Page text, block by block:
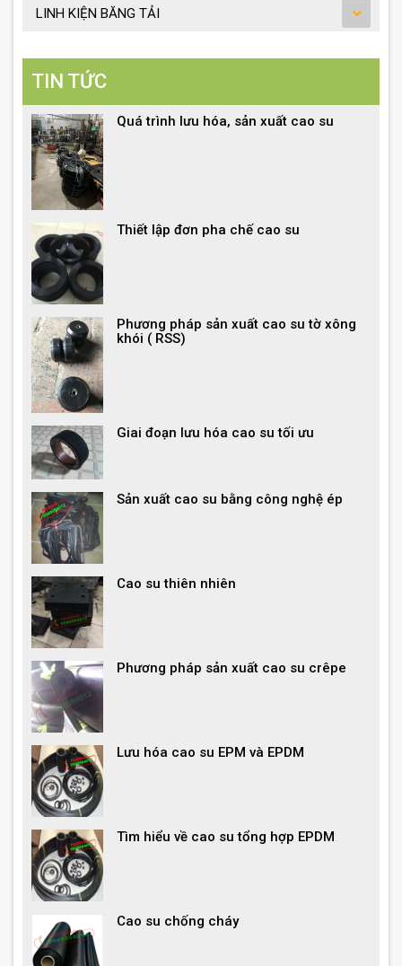
LINH KIỆN BĂNG TẢI
TIN TỨC
Quá trình lưu hóa, sản xuất cao su
Thiết lập đơn pha chế cao su
Phương pháp sản xuất cao su tờ xông
khói ( RSS)
Giai đoạn lưu hóa cao su tối ưu
Sản xuất cao su bằng công nghệ ép
Cao su thiên nhiên
Phương pháp sản xuất cao su crêpe
Lưu hóa cao su EPM và EPDM
Tìm hiểu về cao su tổng hợp EPDM
Cao su chống cháy